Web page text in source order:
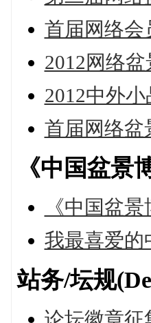
首届网络会
2012网络
2012中外
首届网络盆
《中国盆景
《中国盆景
我最喜爱的
站务/坛规